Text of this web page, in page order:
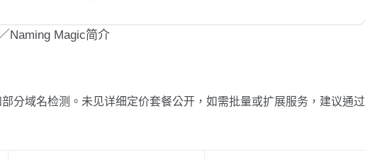
Naming Magic简介
分域名检测。未见详细定价套餐公开，如需批量或扩展服务，建议通过